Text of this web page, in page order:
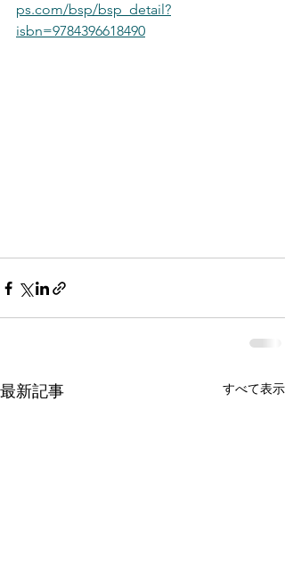
ps.com/bsp/bsp_detail?
isbn=9784396618490
最新記事 すべて表示